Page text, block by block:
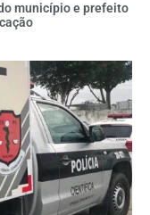
município e prefeito